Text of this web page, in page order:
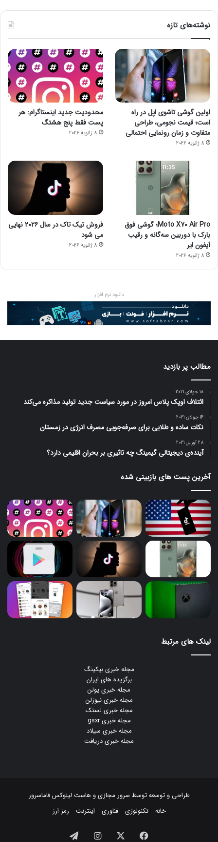
نوشته‌های تازه
اولین گوشی تاشوی اپل در راه
است؛ قیمت نجومی، طراحی
متفاوت و زمان رونمایی احتمالی
8 ژانویه 2026
محدودیت جدید اینستاگرام: هر
پست فقط پنج هشتگ
8 ژانویه 2026
Moto X70 Air Pro؛ گوشی فوق
بارک با دوربین سه‌گانه و رقیب
آیفون ایر
8 ژانویه 2026
فروش تیک تاک در سال ۲۰۲۶ نهایی
می شود
8 ژانویه 2026
دانلود نرم افزار
مطالب پر بازدید
18 جولای 2021
ائتلاف اوپک پلاس امروز در مورد سیاست جدید تولید مذاکره می‌کند
14 جولای 2021
نکات ساده و طلایی برای صرفه‌جویی مصرف انرژی در زمستان
28 آوریل 2021
آینده‌ی دیجیتالی گیمینگ چه تاثیری بر بحران اقلیمی دارد؟
آخرین پست های بازبینی شده
لینک های مرتبط
مجله خبری بیکینگ
برگزیده های ایران
مجله خبری یولن
مجله خبری نیوزلن
مجله خبری لستک
مجله خبری gsxr
مجله خبری سیلاد
مجله خبری دریافت
طراحی و توسعه توسط سرور مجازیو هاست لینوکسفاماسرور
خانه
تکنولوژی فناوری اینترنت رمز ارز
فیسبوک ایکس اینستاگرام